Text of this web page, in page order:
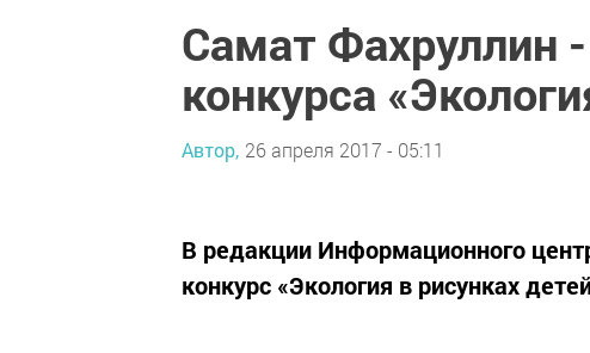
Самат Фахруллин
конкурса
Автор, 26 апреля 2017 - 05:11
В редакции Информационного
конкурс «Экология в рисунках